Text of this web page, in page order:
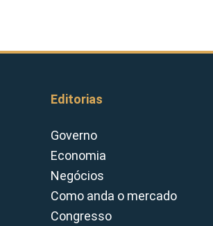
Editorias
Governo
Economia
Negócios
Como anda o mercado
Congresso